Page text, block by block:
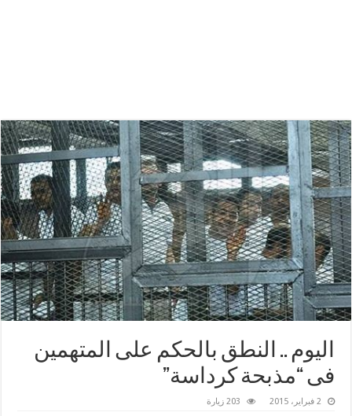
اليوم .. النطق بالحكم على المتهمين
فى “مذبحة كرداسة”
2 فبراير، 2015 203 زيارة